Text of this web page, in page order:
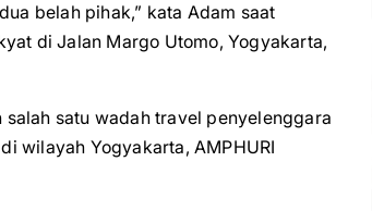
belah pihak,” kata Adam saat
di Jalan Margo Utomo, Yogyakarta,
satu wadah travel penyelenggara
wilayah Yogyakarta, AMPHURI